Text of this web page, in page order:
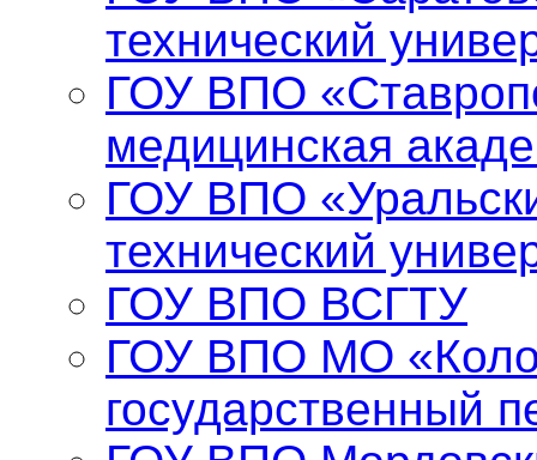
технический
ГОУ ВПО
медицинская
ГОУ ВПО
технический
ГОУ ВПО ВСГТУ
ГОУ ВПО МО
государственный